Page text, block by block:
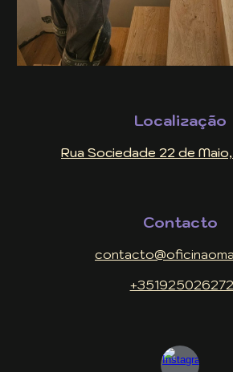
Localização
Rua Sociedade 22 de
Contacto
+351925026272